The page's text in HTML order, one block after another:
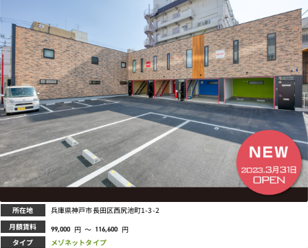
所在地 兵庫県神戸市長田区西尻池町1-3-2
月額賃料 99,000 円 ～ 116,600 円
タイプ メゾネットタイプ